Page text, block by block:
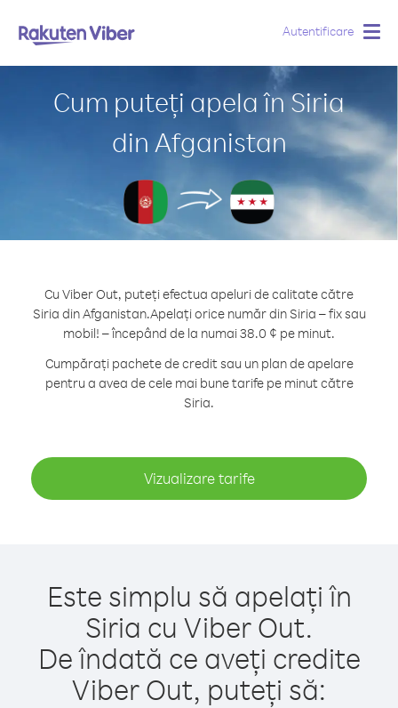
Autentificare
Cum puteți apela în Siria
din Afganistan
Cu Viber Out, puteți efectua apeluri de calitate către
Siria din Afganistan.Apelați orice număr din Siria – fix sau
mobil! – începând de la numai 38.0 ¢ pe minut.
Cumpărați pachete de credit sau un plan de apelare
pentru a avea de cele mai bune tarife pe minut către
Siria.
Vizualizare tarife
Este simplu să apelați în
Siria cu Viber Out.
De îndată ce aveți credite
Viber Out, puteți să: